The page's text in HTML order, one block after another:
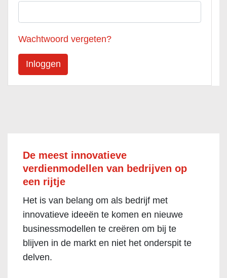
Wachtwoord vergeten?
De meest innovatieve
verdienmodellen van bedrijven op
een rijtje
Het is van belang om als bedrijf met
innovatieve ideeën te komen en nieuwe
businessmodellen te creëren om bij te
blijven in de markt en niet het onderspit te
delven.